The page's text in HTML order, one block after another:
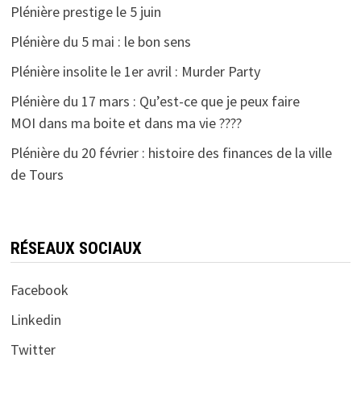
Plénière prestige le 5 juin
Plénière du 5 mai : le bon sens
Plénière insolite le 1er avril : Murder Party
Plénière du 17 mars : Qu’est-ce que je peux faire
MOI dans ma boite et dans ma vie ????
Plénière du 20 février : histoire des finances de la ville
de Tours
RÉSEAUX SOCIAUX
Facebook
Linkedin
Twitter